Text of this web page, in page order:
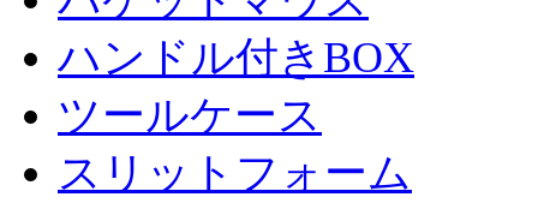
ハンドル付きBOX
ツールケース
スリットフォーム